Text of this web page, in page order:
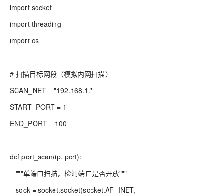
import socket
import threading
import os
# 扫描目标网段（模拟内网扫描）
SCAN_NET = "192.168.1."
START_PORT = 1
END_PORT = 100
def port_scan(ip, port):
"""单端口扫描，检测端口是否开放"""
sock = socket.socket(socket.AF_INET,